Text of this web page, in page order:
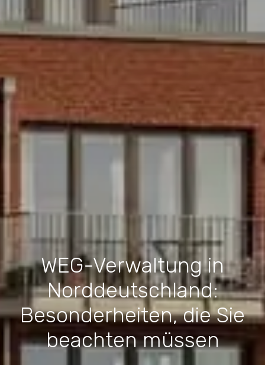
WEG-Verwaltung in
Norddeutschland:
Besonderheiten, die Sie
beachten müssen